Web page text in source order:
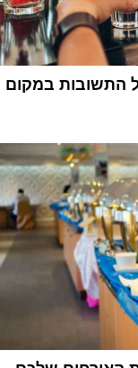
התשובות במקום